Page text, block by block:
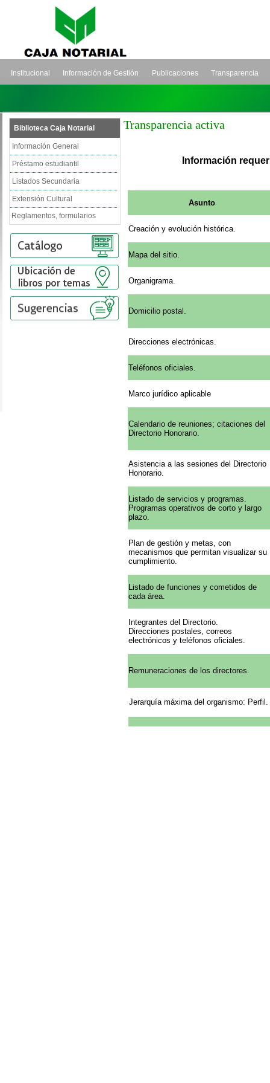
Institucional Información de Gestión Publicaciones Transparencia
Biblioteca Caja Notarial
Información General
Préstamo estudiantil
Listados Secundaria
Extensión Cultural
Reglamentos, formularios
Transparencia activa
Información requerida
Asunto
Creación y evolución histórica.
Mapa del sitio.
Organigrama.
Domicilio postal.
Direcciones electrónicas.
Teléfonos oficiales.
Marco jurídico aplicable
Calendario de reuniones; citaciones del
Directorio Honorario.
Asistencia a las sesiones del Directorio
Honorario.
Listado de servicios y programas.
Programas operativos de corto y largo
plazo.
Plan de gestión y metas, con
mecanismos que permitan visualizar su
cumplimiento.
Listado de funciones y cometidos de
cada área.
Integrantes del Directorio.
Direcciones postales, correos
electrónicos y teléfonos oficiales.
Remuneraciones de los directores.
Jerarquía máxima del organismo: Perfil.